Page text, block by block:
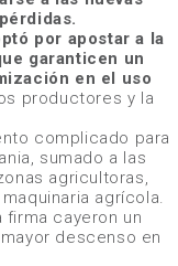
por apostar a la
garanticen un
en el uso
productores y la
complicado para
sumado a las
agricultoras,
agrícola.
cayeron un
descenso en